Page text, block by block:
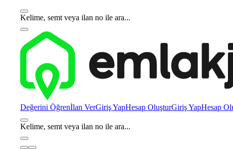
Kelime, semt veya ilan no ile ara...
Değerini Öğrenİlan VerGiriş YapHesap OluşturGiriş YapHesap
Kelime, semt veya ilan no ile ara...